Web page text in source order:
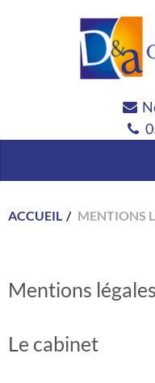
ACCUEIL MENTIONS
Mentions
Le cabinet